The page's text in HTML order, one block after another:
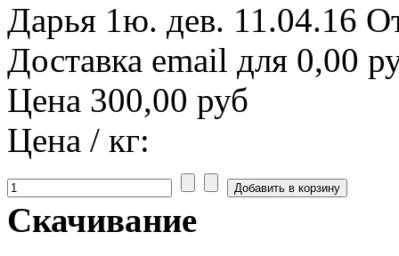
Дарья 1ю. дев. 11.04.16
Доставка email для 0,00
Цена 300,00 руб
Цена / кг:
Скачивание